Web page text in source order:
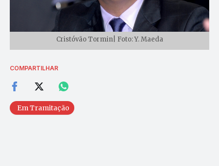
Cristóvão Tormin| Foto: Y. Maeda
COMPARTILHAR
Em Tramitação